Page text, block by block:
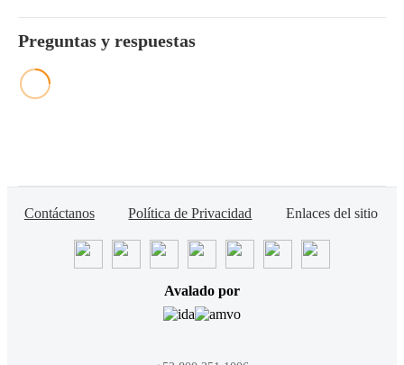
Preguntas y respuestas
Contáctanos Política de Privacidad Enlaces del sitio
Avalado por